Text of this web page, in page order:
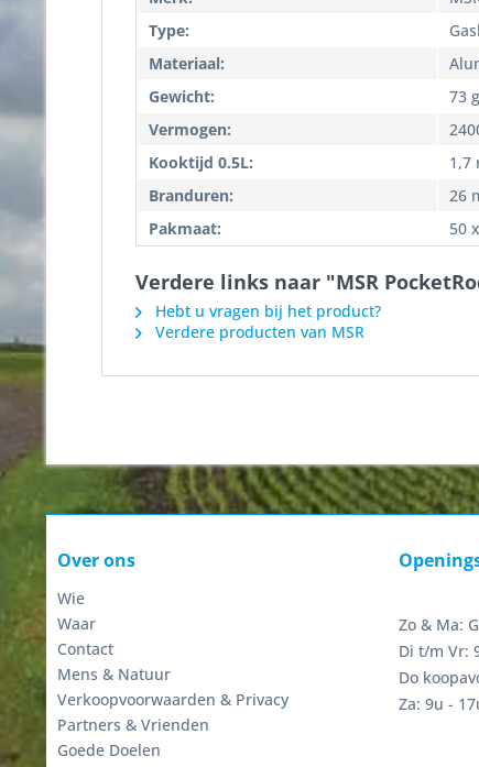
Type:
Materiaal:
Gewicht:
73
Vermogen:
Kooktijd 0.5L:
1,7
Branduren:
26
Pakmaat:
50
Verdere links naar "MSR
Hebt u vragen bij het product?
Verdere producten van MSR
Over ons
Wie
Waar
Contact
Mens & Natuur
Verkoopvoorwaarden & Privacy
Partners & Vrienden
Goede Doelen
Zo & Ma:
Di t/m Vr:
Do
Za: 9u -